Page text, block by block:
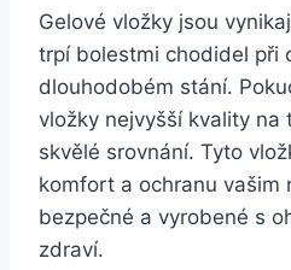
Gelové vložky jsou
trpí bolestmi chodidel při
dlouhodobém stání.
vložky⁣ nejvyšší​ kvality na
‍skvělé‌ srovnání. Tyto
komfort a ⁣ochranu vašim
bezpečné a vyrobené s
zdraví.